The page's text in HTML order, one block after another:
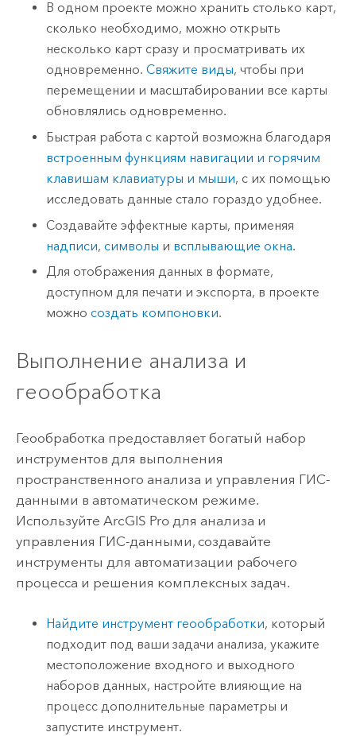
В одном проекте можно хранить столько карт,
сколько необходимо, можно открыть
несколько карт сразу и просматривать их
одновременно.Свяжите виды, чтобы при
перемещении и масштабировании все карты
обновлялись одновременно.
Быстрая работа с картой возможна благодаря
встроенным функциям навигации и горячим
клавишам клавиатуры и мыши, с их помощью
исследовать данные стало гораздо удобнее.
Создавайте эффектные карты, применяя
надписи,символы и всплывающие окна.
Для отображения данных в формате,
доступном для печати и экспорта, в проекте
можносоздать компоновки.
Выполнение анализа и
геообработка
Геообработка предоставляет богатый набор
инструментов для выполнения
пространственного анализа и управления ГИС-
данными в автоматическом режиме.
Используйте ArcGIS Proдля анализа и
управления ГИС-данными, создавайте
инструменты для автоматизации рабочего
процесса и решения комплексных задач.
Найдите инструмент геообработки, который
подходит под ваши задачи анализа, укажите
местоположение входного и выходного
наборов данных, настройте влияющие на
процесс дополнительные параметры и
запустите инструмент.